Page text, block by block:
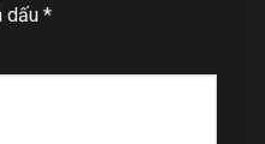
dấu *